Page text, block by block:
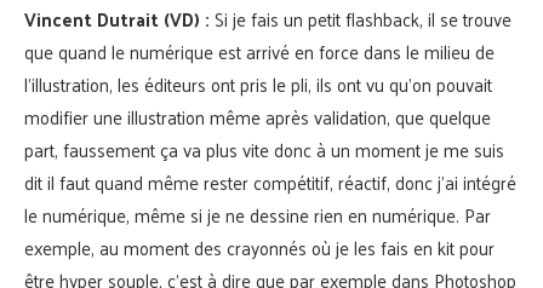
Vincent Dutrait (VD) :Si je fais un petit flashback, il se trouve
que quand le numérique est arrivé en force dans le milieu de
l’illustration, les éditeurs ont pris le pli, ils ont vu qu’on pouvait
modifier une illustration même après validation, que quelque
part, faussement ça va plus vite donc à un moment je me suis
dit il faut quand même rester compétitif, réactif, donc j’ai intégré
le numérique, même si je ne dessine rien en numérique. Par
exemple, au moment des crayonnés où je les fais en kit pour
être hyper souple, c’est à dire que par exemple dans Photoshop